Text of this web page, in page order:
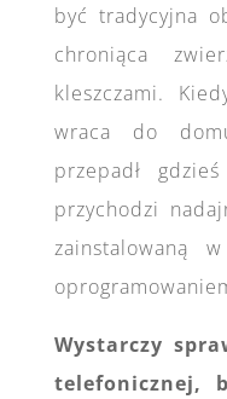
być tradycyjna
chroniąca
kleszczami.
wraca do
przepadł
przychodzi
zainstalowaną
Wystarczy
telefonicznej,